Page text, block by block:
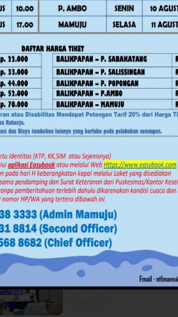
Daerah
News
Gubernur
Bedah
DaerahNews
Polewali
RDP IJS dan PT
Gas di DPRD
Pengacara Kabur
Rapat
News
DaerahNews